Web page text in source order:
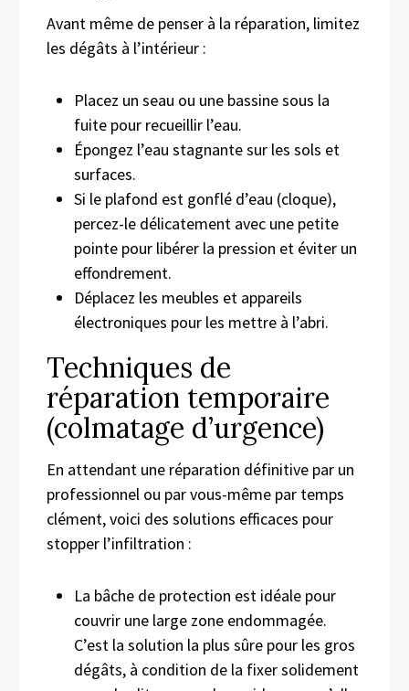
Avant même de penser à la réparation, limitez
les dégâts à l’intérieur :
Placez un seau ou une bassine sous la
fuite pour recueillir l’eau.
Épongez l’eau stagnante sur les sols et
surfaces.
Si le plafond est gonflé d’eau (cloque),
percez-le délicatement avec une petite
pointe pour libérer la pression et éviter un
effondrement.
Déplacez les meubles et appareils
électroniques pour les mettre à l’abri.
Techniques de
réparation temporaire
(colmatage d’urgence)
En attendant une réparation définitive par un
professionnel ou par vous-même par temps
clément, voici des solutions efficaces pour
stopper l’infiltration :
La bâche de protection est idéale pour
couvrir une large zone endommagée.
C’est la solution la plus sûre pour les gros
dégâts, à condition de la fixer solidement